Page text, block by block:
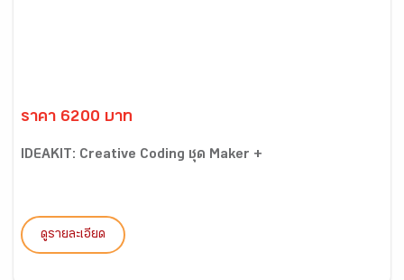
ราคา 6200 บาท
IDEAKIT: Creative Coding ชุด Maker +
ดูรายละเอียด